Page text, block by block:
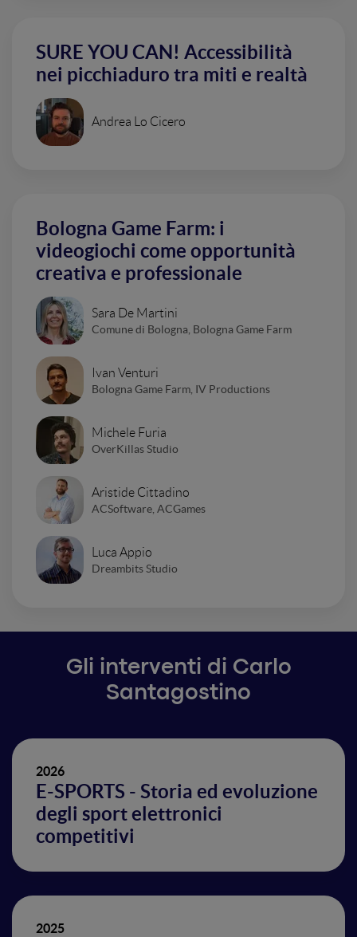
SURE YOU CAN! Accessibilità
nei picchiaduro tra miti e realtà
Andrea Lo Cicero
Bologna Game Farm: i
videogiochi come opportunità
creativa e professionale
Sara De Martini
Comune di Bologna, Bologna Game Farm
Ivan Venturi
Bologna Game Farm, IV Productions
Michele Furia
OverKillas Studio
Aristide Cittadino
ACSoftware, ACGames
Luca Appio
Dreambits Studio
Gli interventi di Carlo
Santagostino
2026
E-SPORTS - Storia ed evoluzione
degli sport elettronici
competitivi
2025